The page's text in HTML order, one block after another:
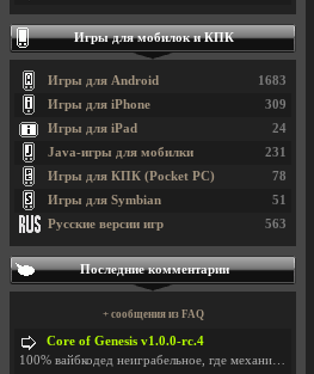
Игры для мобилок и КПК
1683
Игры для Android
309
Игры для iPhone
24
Игры для iPad
231
Java-игры для мобилки
78
Игры для КПК (Pocket PC)
51
Игры для Symbian
563
Русские версии игр
Последние комментарии
+ сообщения из FAQ
Core of Genesis v1.0.0-rc.4
100% вайбкодед неиграбельное, где механики знает т